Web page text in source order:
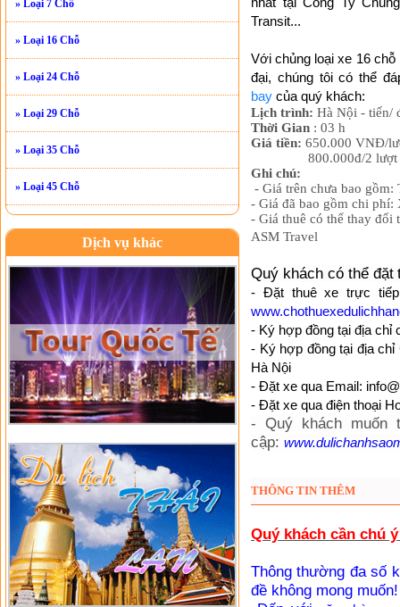
» Loại 7 Chỗ
» Loại 16 Chỗ
» Loại 24 Chỗ
» Loại 29 Chỗ
» Loại 35 Chỗ
» Loại 45 Chỗ
Dịch vụ khác
Transit...
Với chủng loại xe 16
đại, chúng tôi có thể
bay của quý khách:
Lịch trình: Hà Nội - tiến/
Thời Gian : 03 h
Giá tiền: 650.000 VNĐ/
800.000đ/2 lượt
Ghi chú:
- Giá trên chưa bao gồm:
- Giá đã bao gồm chi phí:
- Giá thuê có thể thay đổi
ASM Travel
Quý khách có thể đặt
- Đặt thuê xe trực tiếp
- Ký hợp đồng tại địa chỉ
- Ký hợp đồng tại địa
Hà Nội
- Đặt xe qua Email:
- Đặt xe qua điện thoại
- Quý khách muốn
cập:
THÔNG TIN THÊM
Quý khách cần chú
Thông thường đa số
đề không mong muốn!